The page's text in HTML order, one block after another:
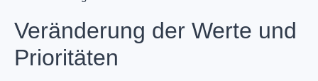
Veränderung der Werte und
Prioritäten